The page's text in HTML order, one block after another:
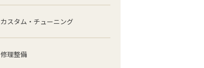
カスタム・チューニング
修理整備